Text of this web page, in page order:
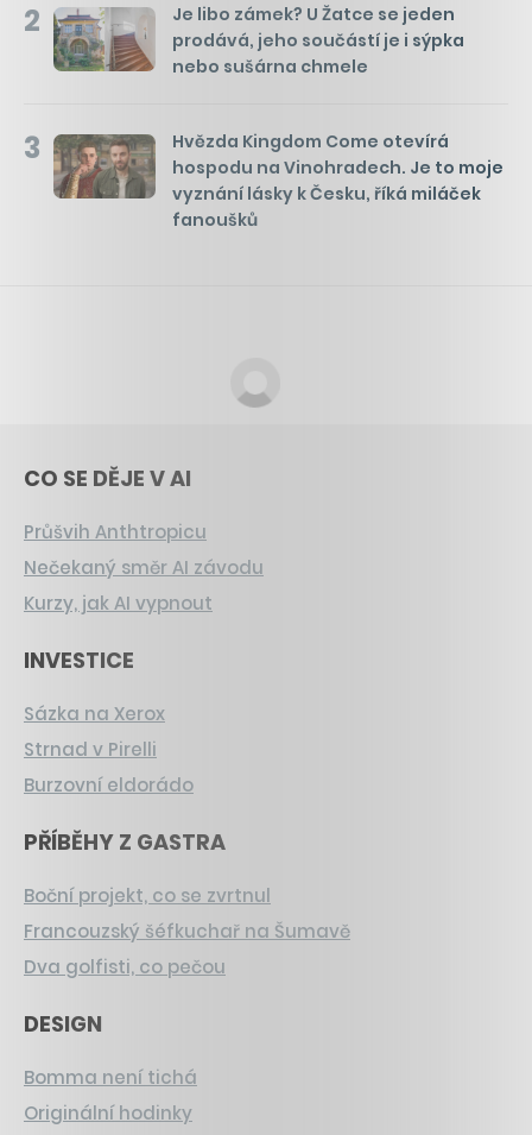
2
Je libo zámek? U Žatce se jeden
prodává, jeho součástí je i sýpka
nebo sušárna chmele
3
Hvězda Kingdom Come otevírá
hospodu na Vinohradech. Je to moje
vyznání lásky k Česku, říká miláček
fanoušků
CO SE DĚJE V AI
Průšvih Anthtropicu
Nečekaný směr AI závodu
Kurzy, jak AI vypnout
INVESTICE
Sázka na Xerox
Strnad v Pirelli
Burzovní eldorádo
PŘÍBĚHY Z GASTRA
Boční projekt, co se zvrtnul
Francouzský šéfkuchař na Šumavě
Dva golfisti, co pečou
DESIGN
Bomma není tichá
Originální hodinky